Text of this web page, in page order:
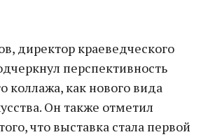
директор краеведческого
перспективность
коллажа, как нового вида
Он также отметил
что выставка стала первой